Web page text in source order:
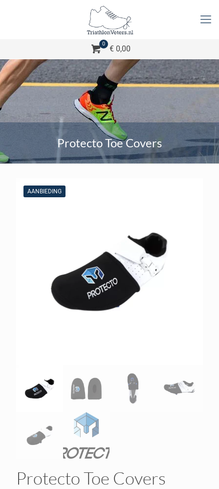
0
€ 0,00
Protecto Toe Covers
AANBIEDING
Protecto Toe Covers